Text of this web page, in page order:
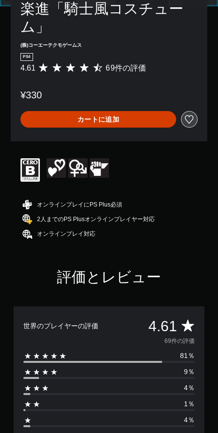
楽進「騎士風コスチュー
ム」
(株)コーエーテクモゲームス
PS4
評
は
9
、
平
は
段
中
の
4
6
4.61 69件の評価
¥330
カートに追加
オンラインプレイにPS Plus必須
2人までのPS Plusオンラインプレイヤー対応
オンラインプレイ対応
評価とレビュー
世界のプレイヤーの評価 4.61 評
価
数
は
9
69件の評価
81％
9％
4％
1％
4％